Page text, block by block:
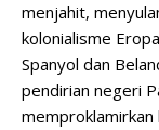
menjahit,
kolonialisme
Spanyol dan
pendirian negeri